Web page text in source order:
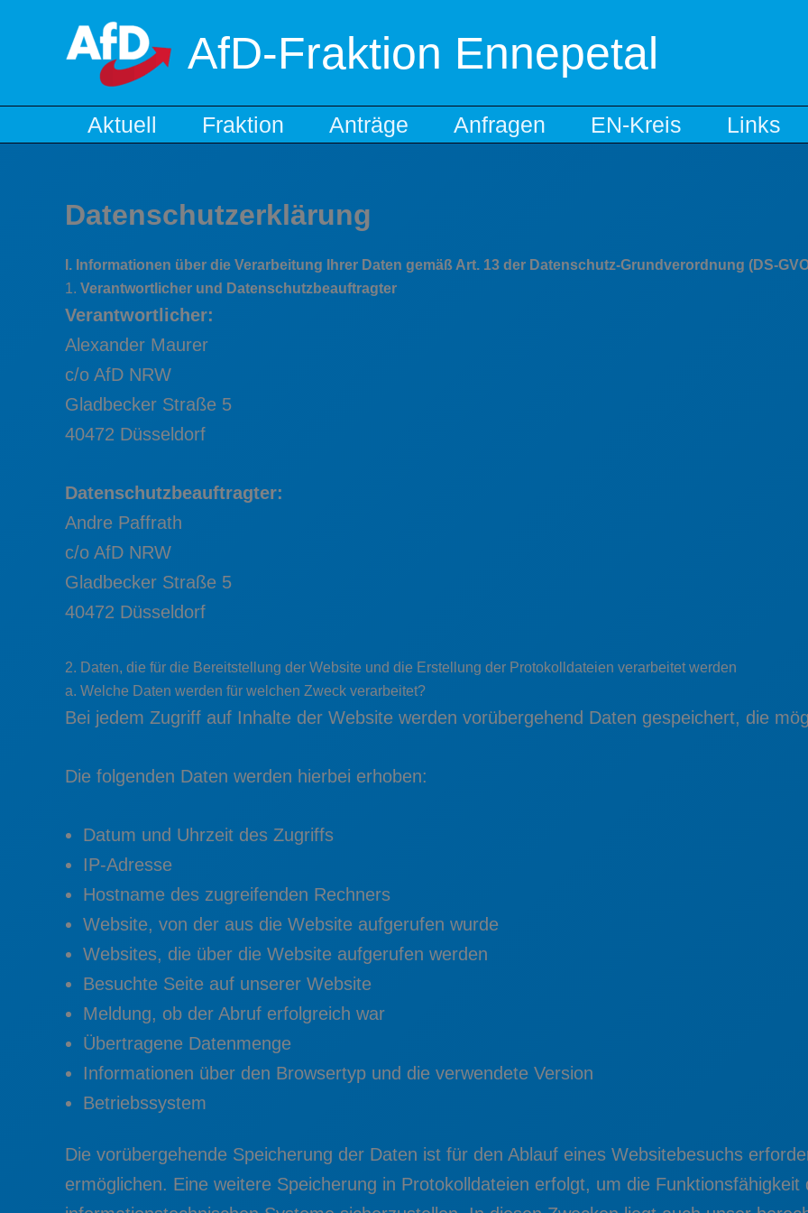
AfD-Fraktion Ennepetal
Aktuell Fraktion Anträge Anfragen EN-Kreis Links
Datenschutzerklärung
I. Informationen über die Verarbeitung Ihrer Daten gemäß Art. 13 der Datenschutz-Grundverordnung (DS-
1. Verantwortlicher und Datenschutzbeauftragter
Verantwortlicher:
Alexander Maurer
c/o AfD NRW
Gladbecker Straße 5
40472 Düsseldorf
Datenschutzbeauftragter:
Andre Paffrath
c/o AfD NRW
Gladbecker Straße 5
40472 Düsseldorf
2. Daten, die für die Bereitstellung der Website und die Erstellung der Protokolldateien verarbeitet werden
a. Welche Daten werden für welchen Zweck verarbeitet?
Bei jedem Zugriff auf Inhalte der Website werden vorübergehend Daten gespeichert, die
Die folgenden Daten werden hierbei erhoben:
Datum und Uhrzeit des Zugriffs
IP-Adresse
Hostname des zugreifenden Rechners
Website, von der aus die Website aufgerufen wurde
Websites, die über die Website aufgerufen werden
Besuchte Seite auf unserer Website
Meldung, ob der Abruf erfolgreich war
Übertragene Datenmenge
Informationen über den Browsertyp und die verwendete Version
Betriebssystem
Die vorübergehende Speicherung der Daten ist für den Ablauf eines Websitebesuchs
ermöglichen. Eine weitere Speicherung in Protokolldateien erfolgt, um die